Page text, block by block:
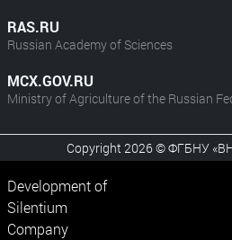
RAS.RU
Russian Academy of Sciences
MCX.GOV.RU
Ministry of Agriculture of the Russian
Copyright 2026 © ФГБНУ
Development of
Silentium
Company